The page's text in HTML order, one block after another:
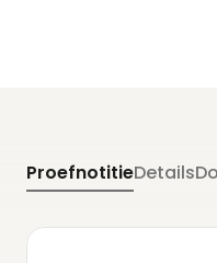
biodiversiteit in de
ProefnotitieDetails